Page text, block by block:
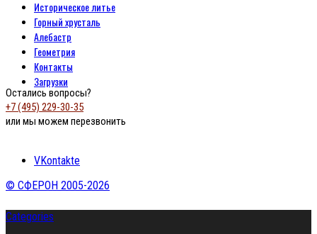
Историческое литье
Горный хрусталь
Алебастр
Геометрия
Контакты
Загрузки
Остались вопросы?
+7 (495) 229-30-35
или мы можем перезвонить
VKontakte
© СФЕРОН 2005-2026
Categories